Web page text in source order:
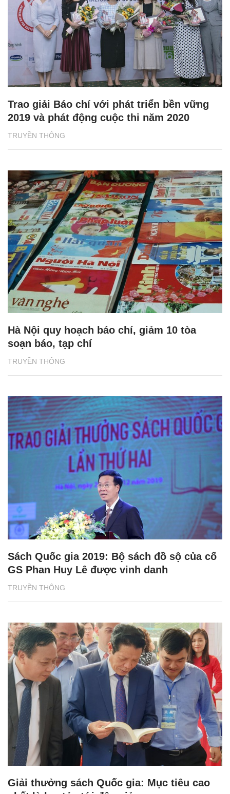
TRUYỀN THÔNG
Trao giải Báo chí với phát triển bền vững
2019 và phát động cuộc thi năm 2020
TRUYỀN THÔNG
Hà Nội quy hoạch báo chí, giảm 10 tòa
soạn báo, tạp chí
TRUYỀN THÔNG
Sách Quốc gia 2019: Bộ sách đồ sộ của cố
GS Phan Huy Lê được vinh danh
Giải thưởng sách Quốc gia: Mục tiêu cao